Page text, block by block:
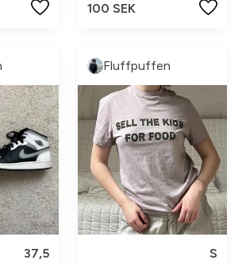
100 SEK
37,5
Fluffpuffen
S